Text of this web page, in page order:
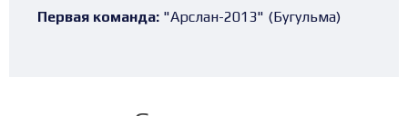
Первая команда: "Арслан-2013" (Бугульма)